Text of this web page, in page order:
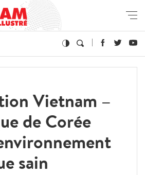
Vietnam –
de Corée
sain